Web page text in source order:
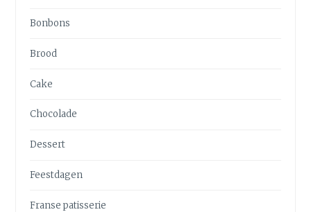
Bonbons
Brood
Cake
Chocolade
Dessert
Feestdagen
Franse patisserie